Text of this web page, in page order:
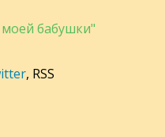
бабушки"
, RSS